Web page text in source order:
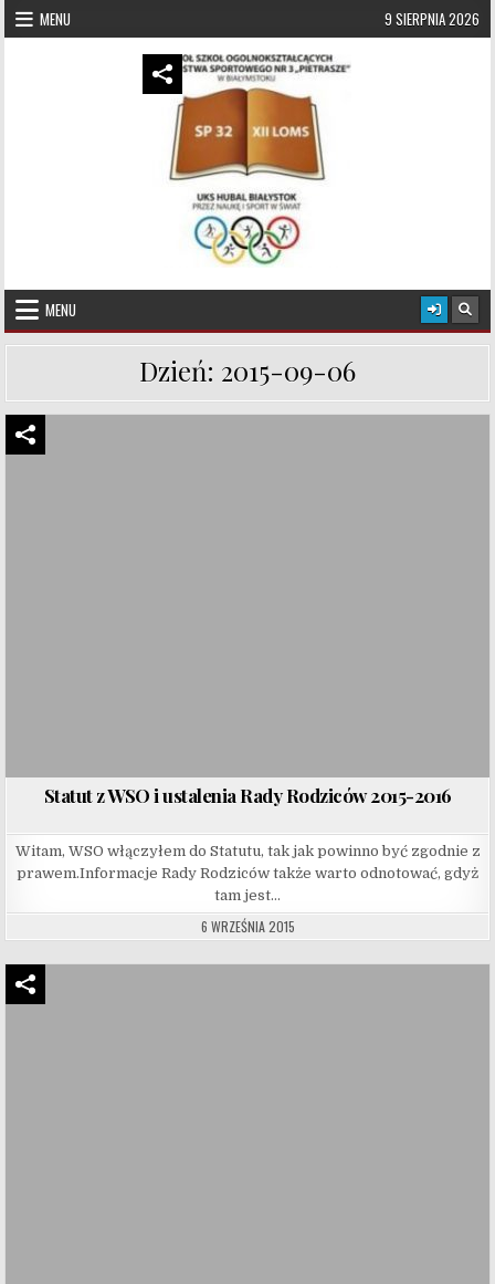
Skip to content
MENU 9 SIERPNIA 2026
UKS Hubal Białystok
MENU
Dzień: 2015-09-06
Statut z WSO i ustalenia Rady Rodziców 2015-2016
Witam, WSO włączyłem do Statutu, tak jak powinno być zgodnie z
prawem.Informacje Rady Rodziców także warto odnotować, gdyż
tam jest…
6 WRZEŚNIA 2015